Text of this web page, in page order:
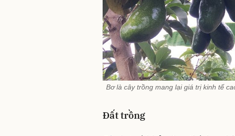
Bơ là cây trồng mang lại giá trị kinh tế
Đất trồng